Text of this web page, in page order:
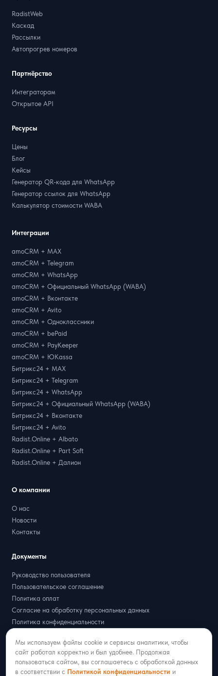
Интеграции
amoCRM + MAX
amoCRM + Telegram
amoCRM + WhatsApp
amoCRM + Официальный WhatsApp (WABA)
amoCRM + Вконтакте
amoCRM + Avito
amoCRM + Одноклассники
amoCRM + bePaid
amoCRM + PayKeeper
amoCRM + ЮKassa
Битрикс24 + MAX
Битрикс24 + Telegram
Битрикс24 + WhatsApp
Битрикс24 + Официальный WhatsApp (WABA)
Битрикс24 + Вконтакте
Битрикс24 + Avito
Radist.Online + Albato
Radist.Online + Part Soft
Radist.Online + Далион
RadistWeb
Каскад
Рассылки
Автопрогрев номеров
Партнёрство
Интеграторам
Открытое API
Ресурсы
Цены
Блог
Кейсы
Генератор QR-кода для WhatsApp
Генератор ссылок для WhatsApp
Калькулятор стоимости WABA
О компании
О нас
Новости
Контакты
Документы
Руководство пользователя
Пользовательское соглашение
Политика оплат
Согласие на обработку персональных данных
Политика конфиденциальности
Партнёрская оферта
Мы используем файлы cookie и сервисы аналитики, чтобы
сайт работал корректно и был удобнее. Продолжая
пользоваться сайтом, вы соглашаетесь с обработкой данных
в соответствии с Политикой конфиденциальности и